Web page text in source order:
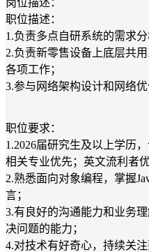
职位描述：
1.负责多点自研系统的需求分
2.负责新零售设备上底层共
各项工作；
3.参与网络架构设计和网络优
职位要求：
1.2026届研究生及以上学历
相关专业优先；英文流利者优
2.熟悉面向对象编程，掌握
言；
3.有良好的沟通能力和业务
决问题的能力；
4.对技术有好奇心，持续关注